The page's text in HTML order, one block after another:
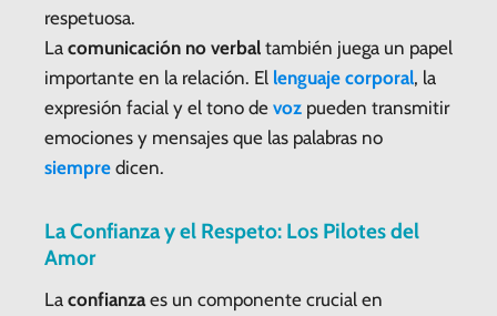
respetuosa.
La comunicación no verbal también juega un papel
importante en la relación. El lenguaje corporal, la
expresión facial y el tono de voz pueden transmitir
emociones y mensajes que las palabras no
siempre dicen.
La Confianza y el Respeto: Los Pilotes del
Amor
La confianzaes un componente crucial en